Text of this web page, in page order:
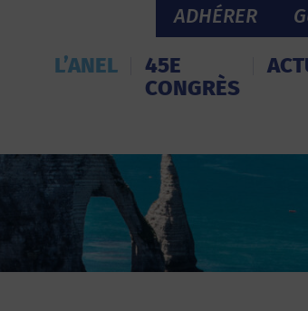
ADHÉRER
L’ANEL
45E
CONGRÈS